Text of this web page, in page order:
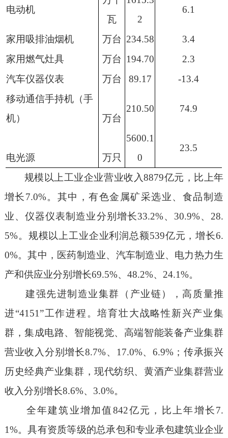
电动机
瓦
2
6.1
家用吸排油烟机 万台 234.58
3.4
家用燃气灶具
万台 194.70
2.3
汽车仪器仪表
万台 89.17
-13.4
移动通信手持机（手
机）
万台
210.50 74.9
电光源 万只
5600.1
0
23.5
规模以上工业企业营业收入8879亿元，比上年
增长7.0%。其中，有色金属矿采选业、食品制造
业、仪器仪表制造业分别增长33.2%、 30.9%、28.
5%。规模以上工业企业利润总额539亿元，增长6.
0%。其中，医药制造业、汽车制造业、电力热力生
产和供应业分别增长69.5%、 48.2%、 24.1%。
建强先进制造业集群 （产业链）
，高质量推
进“4151”工作进程。培育壮大战略性新兴产业集
群，集成电路、智能视觉、高端智能装备产业集群
营业收入分别增长8.7%、 17.0%、6.9% ；传承振兴
历史经典产业集群，现代纺织、黄酒产业集群营业
收入分别增长8.6%、 3.0%。
全年建筑业增加值842亿元，比上年增长7.
1%。具有资质等级的总承包和专业承包建筑业企业